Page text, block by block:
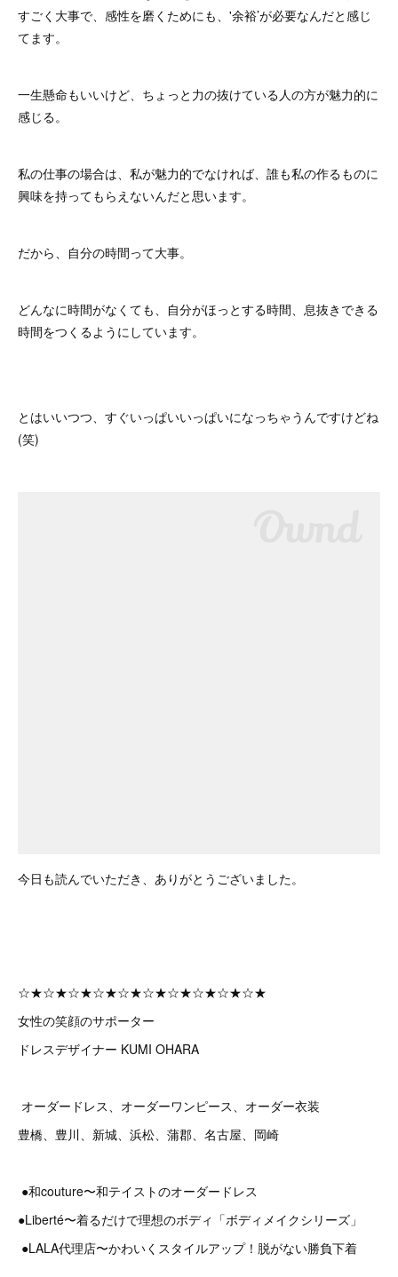
すごく大事で、感性を磨くためにも、'余裕’が必要なんだと感じ
てます。
一生懸命もいいけど、ちょっと力の抜けている人の方が魅力的に
感じる。
私の仕事の場合は、私が魅力的でなければ、誰も私の作るものに
興味を持ってもらえないんだと思います。
だから、自分の時間って大事。
どんなに時間がなくても、自分がほっとする時間、息抜きできる
時間をつくるようにしています。
とはいいつつ、すぐいっぱいいっぱいになっちゃうんですけどね
(笑)
今日も読んでいただき、ありがとうございました。
☆★☆★☆★☆★☆★☆★☆★☆★☆★☆★
女性の笑顔のサポーター
ドレスデザイナー KUMI OHARA
オーダードレス、オーダーワンピース、オーダー衣装
豊橋、豊川、新城、浜松、蒲郡、名古屋、岡崎
●和couture〜和テイストのオーダードレス
●Liberté〜着るだけで理想のボディ「ボディメイクシリーズ」
●LALA代理店〜かわいくスタイルアップ！脱がない勝負下着